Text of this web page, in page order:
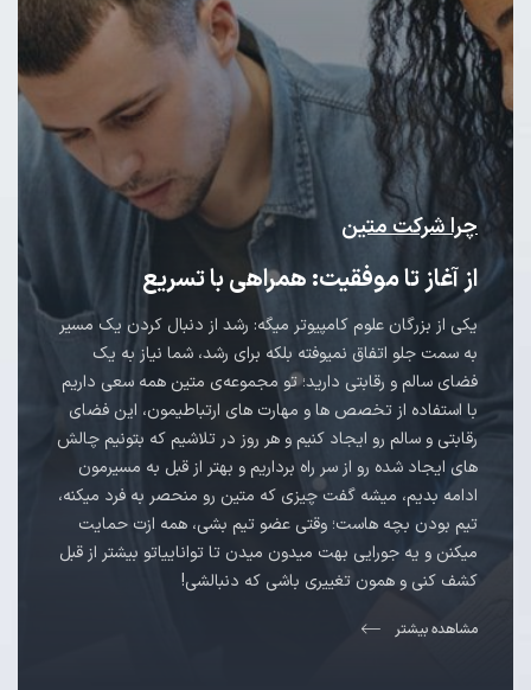
چرا شرکت متین
از آغاز تا موفقیت: همراهی با تسریع
یکی از بزرگان علوم کامپیوتر میگه: رشد از دنبال کردن یک مسیر
به سمت جلو اتفاق نمیوفته بلکه برای رشد، شما نیاز به یک
فضای سالم و رقابتی دارید؛ تو مجموعه‌ی متین همه سعی داریم
با استفاده از تخصص ها و مهارت های ارتباطیمون، این فضای
رقابتی و سالم رو ایجاد کنیم و هر روز در تلاشیم که بتونیم چالش
های ایجاد شده رو از سر راه برداریم و بهتر از قبل به مسیرمون
ادامه بدیم، میشه گفت چیزی که متین رو منحصر به فرد میکنه،
تیم بودن بچه هاست؛ وقتی عضو تیم بشی، همه ازت حمایت
میکنن و یه جورایی بهت میدون میدن تا تواناییاتو بیشتر از قبل
کشف کنی و همون تغییری باشی که دنبالشی!
مشاهده بیشتر